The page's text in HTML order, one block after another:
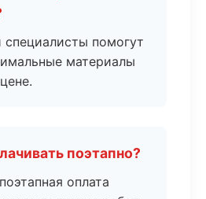
помогут
материалы
поэтапно?
оплата